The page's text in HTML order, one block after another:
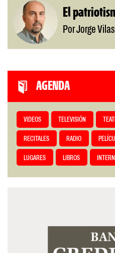
El
Por Jorge Vilas
AGENDA
VIDEOS TELEVISIÓN
RECITALES RADIO
LUGARES LIBROS